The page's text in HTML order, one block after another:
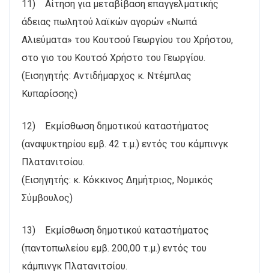
11) Αίτηση για μεταβίβαση επαγγελματικής
άδειας πωλητού λαϊκών αγορών «Νωπά
Αλιεύματα» του Κουτσού Γεωργίου του Χρήστου,
στο γιο του Κουτσό Χρήστο του Γεωργίου.
(Εισηγητής: Αντιδήμαρχος κ. Ντέμπλας
Κυπαρίσσης)
12) Εκμίσθωση δημοτικού καταστήματος
(αναψυκτηρίου εμβ. 42 τ.μ.) εντός του κάμπινγκ
Πλατανιτσίου.
(Εισηγητής: κ. Κόκκινος Δημήτριος, Νομικός
Σύμβουλος)
13) Εκμίσθωση δημοτικού καταστήματος
(παντοπωλείου εμβ. 200,00 τ.μ.) εντός του
κάμπινγκ Πλατανιτσίου.